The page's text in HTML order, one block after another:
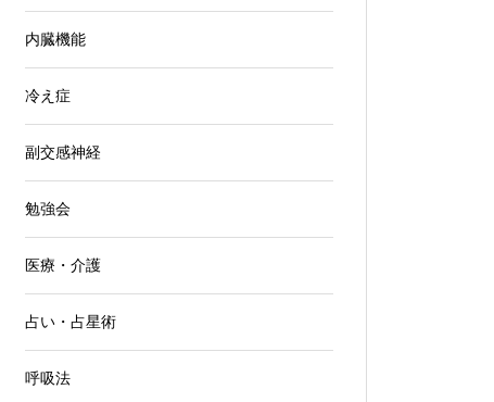
内臓機能
冷え症
副交感神経
勉強会
医療・介護
占い・占星術
呼吸法